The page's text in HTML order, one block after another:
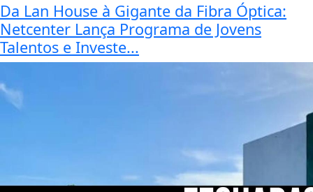
Da Lan House à Gigante da Fibra Óptica:
Netcenter Lança Programa de Jovens
Talentos e Investe...